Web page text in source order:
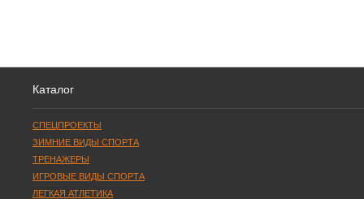
Каталог
СПЕЦПРОЕКТЫ
ЗИМНИЕ ВИДЫ СПОРТА
ТРЕНАЖЕРЫ
ИГРОВЫЕ ВИДЫ СПОРТА
ЛЕГКАЯ АТЛЕТИКА